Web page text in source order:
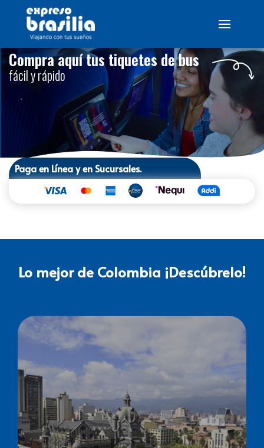
Compra aquí tus tiquetes de bus
fácil y rápido
Paga en Línea y en Sucursales.
Lo mejor de Colombia ¡Descúbrelo!